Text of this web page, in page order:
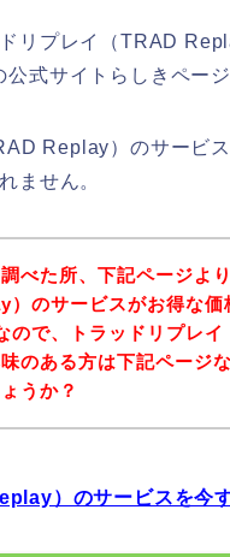
リプレイ（TRAD
式サイトらしきペー
Replay）のサービ
ません。
べた所、下記ページよ
）のサービスがお得な
ので、トラッドリプレ
のある方は下記ページ
うか？
）のサービスを今